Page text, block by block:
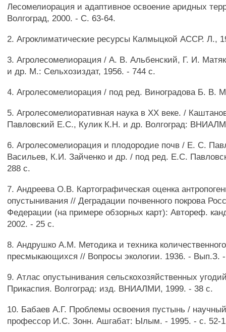
Лесомелиорация и адаптивное освоение аридных
Волгоград, 2000. - С. 63-64.
2. Агроклиматические ресурсы Калмыцкой АССР. Л.,
3. Агролесомелиорация / А. В. Альбенский, Г. И.
и др. М.: Сельхозиздат, 1956. - 744 с.
4. Агролесомелиорация / под ред. Виноградова Б. В.
5. Агролесомелиоративная наука в XX веке. /
Павловский Е.С., Кулик К.Н. и др. Волгоград:
6. Агролесомелиорация и плодородие почв / Е. С.
Васильев, К.И. Зайченко и др. / под ред. Е.С.
288 с.
7. Андреева О.В. Картографическая оценка
опустынивания // Деградации почвенного покрова
Федерации (на примере обзорных карт): Автореф.
2002. - 25 с.
8. Андрушко A.M. Методика и техника
пресмыкающихся // Вопросы экологии. 1936. - Вып.З.
9. Атлас опустынивания сельскохозяйственных
Прикаспия. Волгоград: изд. ВНИАЛМИ, 1999. - 38 с.
10. Бабаев А.Г. Проблемы освоения пустынь /
профессор И.С. Зонн. Ашгабат: Ылым. - 1995. - с. 52-